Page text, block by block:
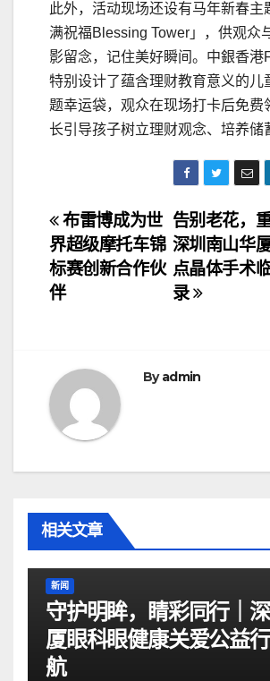
此外，活动现场还设有马年新春主
满祝福Blessing Tower」，供观众
影留念，记住美好瞬间。中銀香港
特别设计了蕴含理财教育意义的儿
题幸运袋，观众在现场打卡后免费
长引导孩子树立理财观念、培养储
文
章
导
告别老花，
深圳南山华
点晶体手术
录
布雷博成为世
界超级摩托车锦
标赛创新合作伙
伴
Byadmin
相关文章
新闻
守护明眸，睛彩同行｜
厦眼科眼健康关爱公益
航